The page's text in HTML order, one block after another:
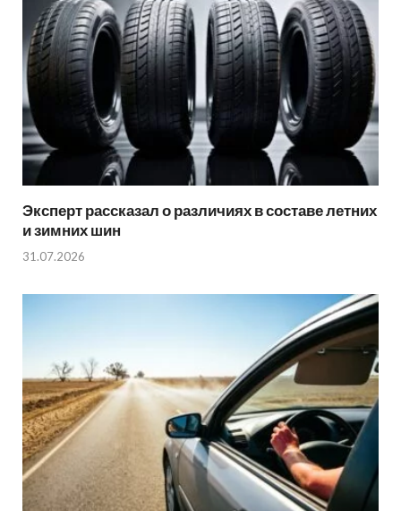
Эксперт рассказал о различиях в составе летних
и зимних шин
31.07.2026